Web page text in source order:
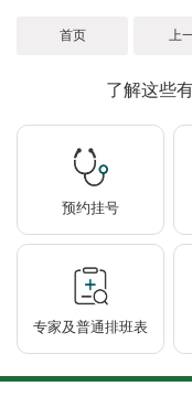
首页 上
了解这些
预约挂号
专家及普通排班表